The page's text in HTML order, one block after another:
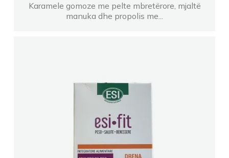
Karamele gomoze me pelte mbretërore, mjaltë
manuka dhe propolis me...